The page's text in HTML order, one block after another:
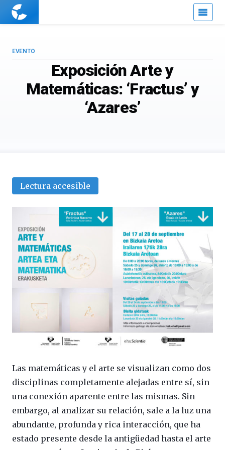
Cuaderno
Exposición Arte y
Matemáticas: ‘Fractus’ y
‘Azares’
EVENTO
Lectura accesible
Las matemáticas y el arte se visualizan como dos
disciplinas completamente alejadas entre sí, sin
una conexión aparente entre las mismas. Sin
embargo, al analizar su relación, sale a la luz una
abundante, profunda y rica interacción, que ha
estado presente desde la antigüedad hasta el arte